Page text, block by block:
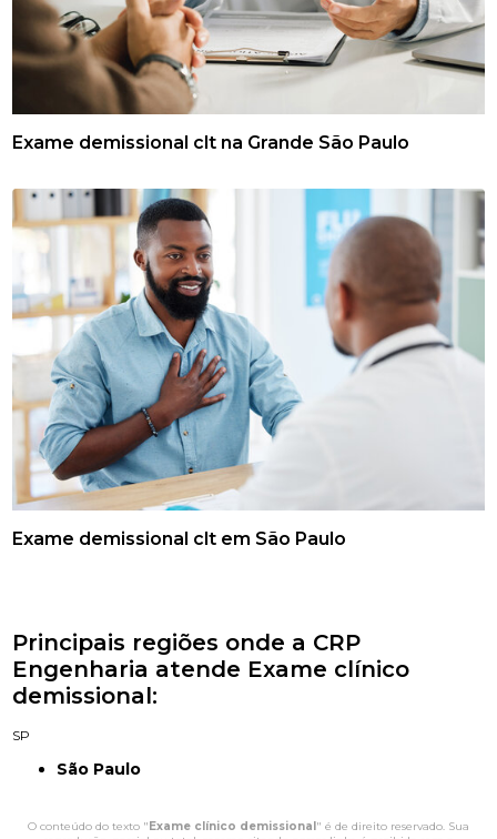
Exame demissional clt na Grande São Paulo
Exame demissional clt em São Paulo
Principais regiões onde a CRP
Engenharia atende Exame clínico
demissional:
SP
São Paulo
O conteúdo do texto "Exame clínico demissional" é de direito reservado. Sua